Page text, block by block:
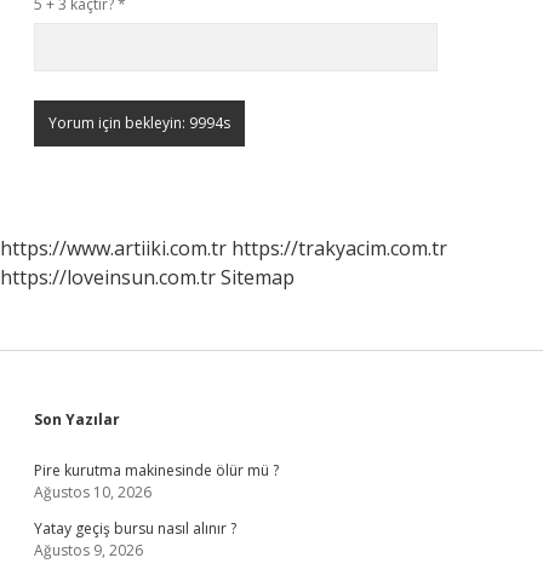
5 + 3 kaçtır?*
https://www.artiiki.com.tr https://trakyacim.com.tr
https://loveinsun.com.trSitemap
Sidebar
Son Yazılar
Pire kurutma makinesinde ölür mü ?
Ağustos 10, 2026
Yatay geçiş bursu nasıl alınır ?
Ağustos 9, 2026